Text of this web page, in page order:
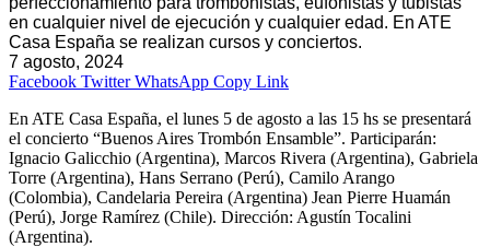
en cualquier nivel de ejecución y cualquier edad. En ATE
Casa España se realizan cursos y conciertos.
7 agosto, 2024
Facebook Twitter WhatsApp Copy Link
En ATE Casa España, el lunes 5 de agosto a las 15 hs se presentará
el concierto “Buenos Aires Trombón Ensamble”. Participarán:
Ignacio Galicchio (Argentina), Marcos Rivera (Argentina), Gabriela
Torre (Argentina), Hans Serrano (Perú), Camilo Arango
(Colombia), Candelaria Pereira (Argentina) Jean Pierre Huamán
(Perú), Jorge Ramírez (Chile). Dirección: Agustín Tocalini
(Argentina).